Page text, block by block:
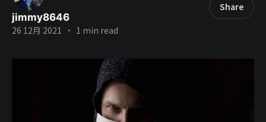
jimmy8646
26 12月 2021 • 1 min read
Share